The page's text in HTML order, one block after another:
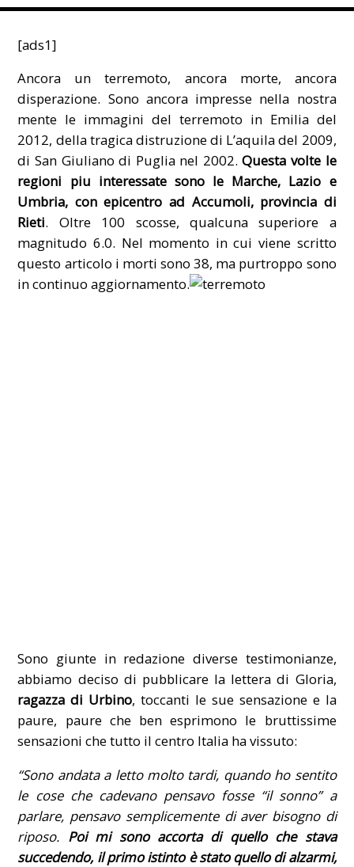
[ads1]
Ancora un terremoto, ancora morte, ancora
disperazione. Sono ancora impresse nella nostra
mente le immagini del terremoto in Emilia del
2012, della tragica distruzione di L’aquila del 2009,
di San Giuliano di Puglia nel 2002.Questa volte le
regioni piu interessate sono le Marche, Lazio e
Umbria, con epicentro ad Accumoli, provincia di
Rieti. Oltre 100 scosse, qualcuna superiore a
magnitudo 6.0. Nel momento in cui viene scritto
questo articolo i morti sono 38, ma purtroppo sono
in continuo aggiornamento.
Sono giunte in redazione diverse testimonianze,
abbiamo deciso di pubblicare la lettera di Gloria,
ragazza di Urbino, toccanti le sue sensazione e la
paure, paure che ben esprimono le bruttissime
sensazioni che tutto il centro Italia ha vissuto:
“Sono andata a letto molto tardi, quando ho sentito
le cose che cadevano pensavo fosse “il sonno” a
parlare, pensavo semplicemente di aver bisogno di
riposo. Poi mi sono accorta di quello che stava
succedendo, il primo istinto è stato quello di alzarmi,